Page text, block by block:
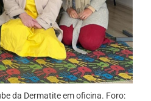
da Dermatite em oficina. Foro: